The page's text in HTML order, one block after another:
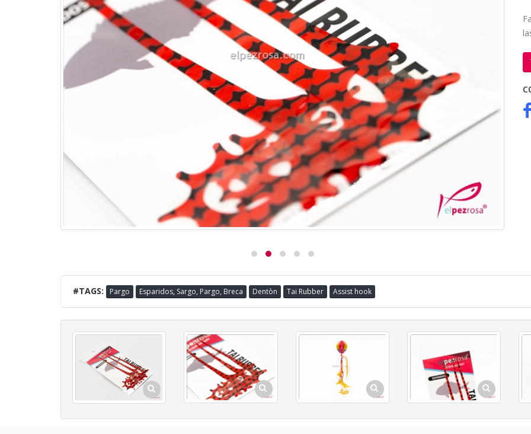
#TAGS: Pargo Esparidos, Sargo, Pargo, Breca Dentòn Tai Rubber Assist hook